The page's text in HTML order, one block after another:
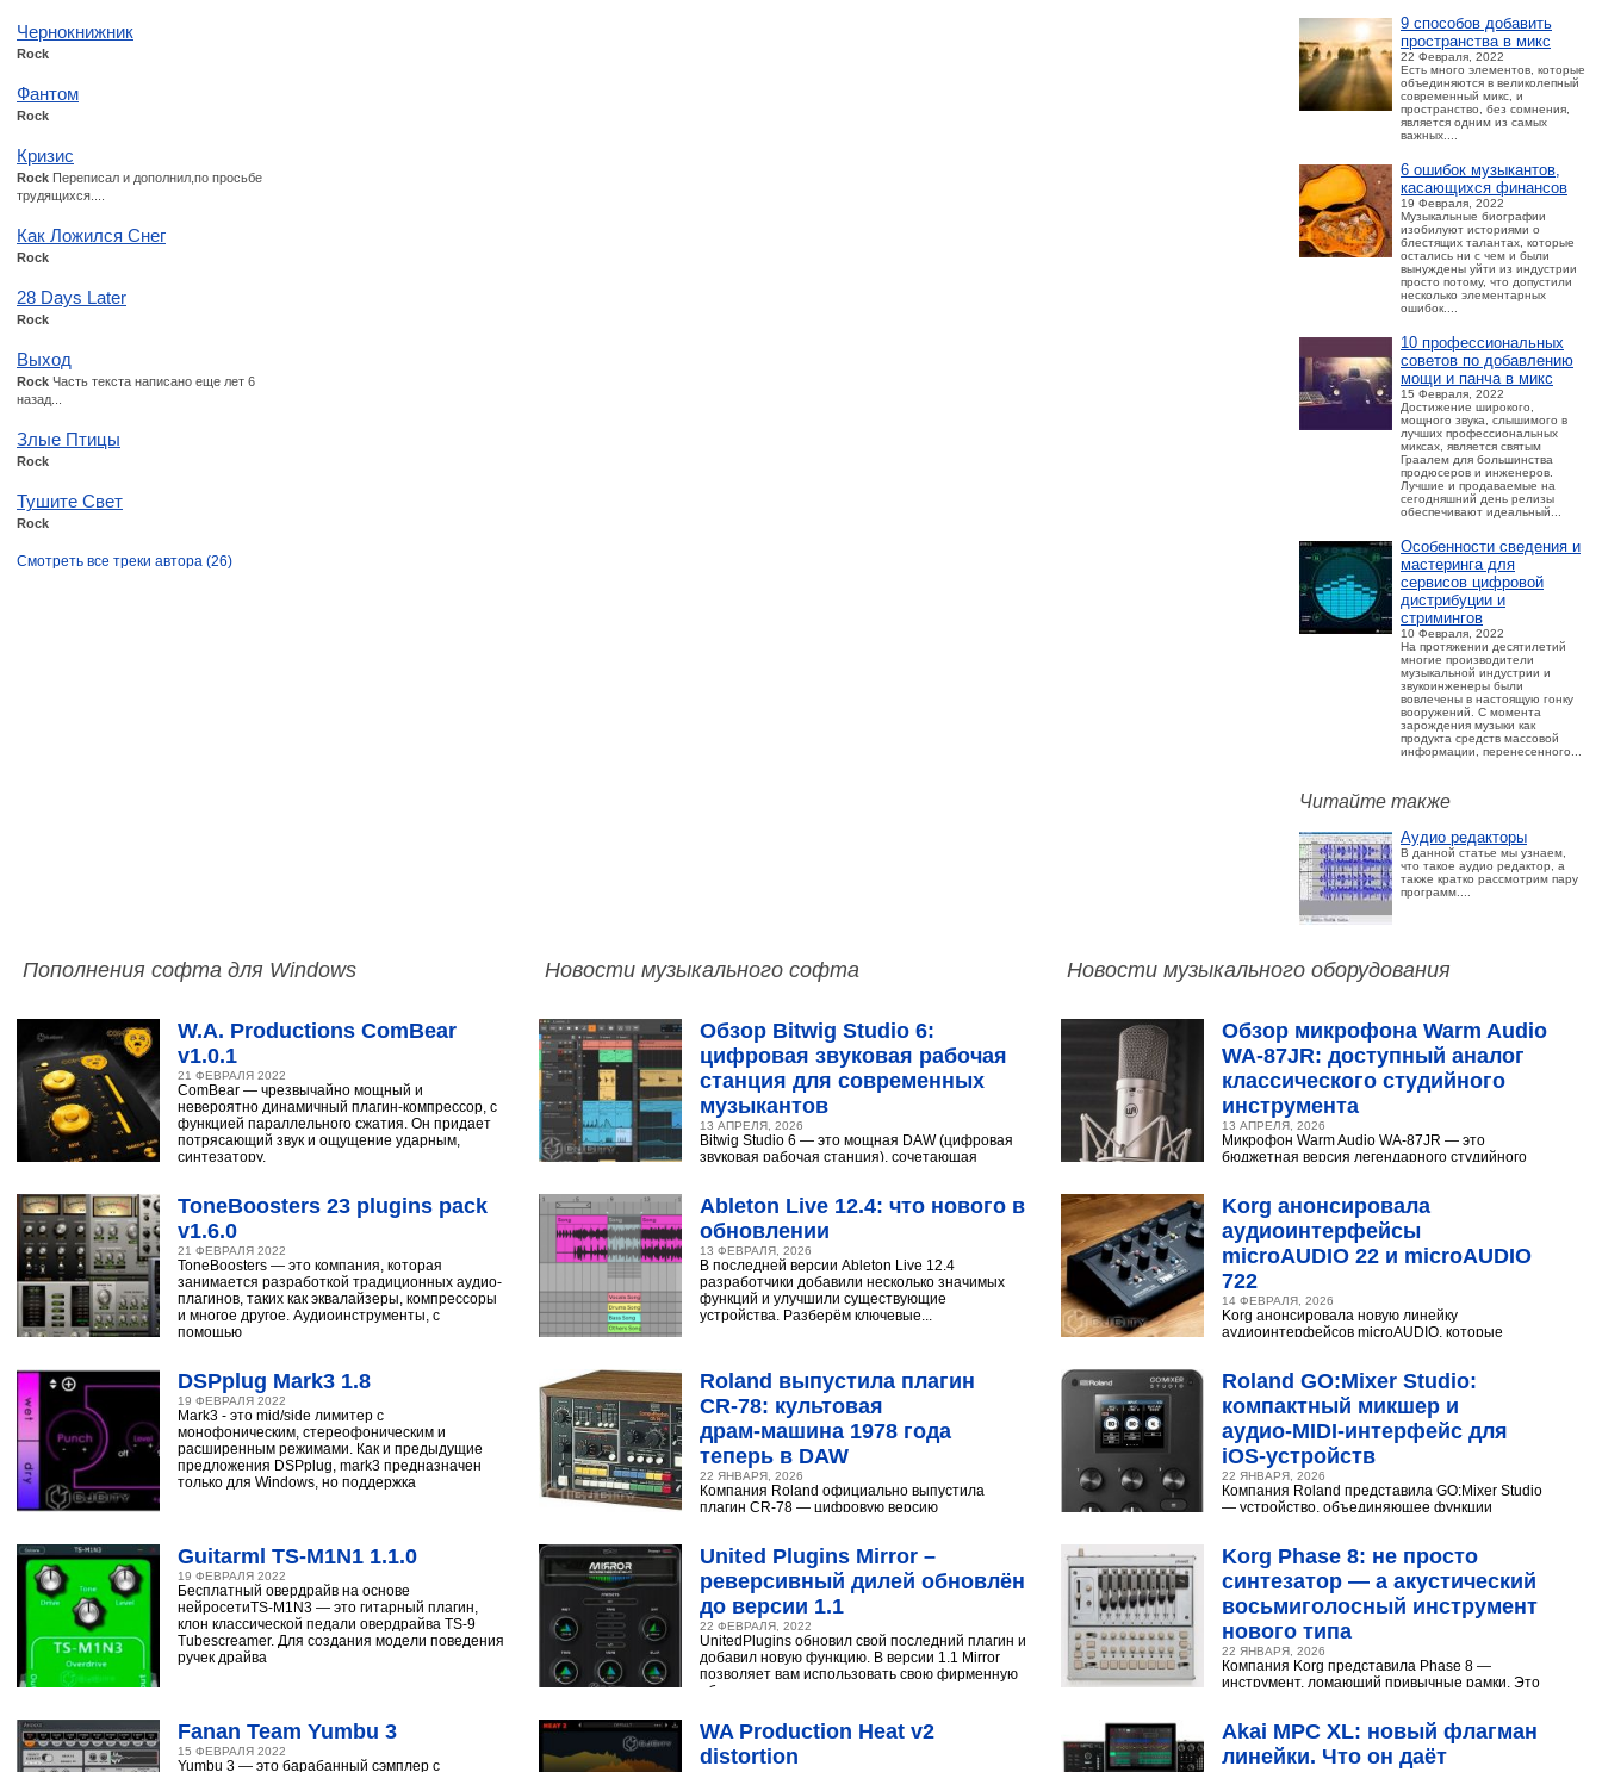
9 способов добавить
пространства в микс
22 Февраля, 2022
Есть много элементов, которые
объединяются в великолепный
современный микс, и
пространство, без сомнения,
является одним из самых
важных....
6 ошибок музыкантов,
касающихся финансов
19 Февраля, 2022
Музыкальные биографии
изобилуют историями о
блестящих талантах, которые
остались ни с чем и были
вынуждены уйти из индустрии
просто потому, что допустили
несколько элементарных
ошибок....
10 профессиональных
советов по добавлению
мощи и панча в микс
15 Февраля, 2022
Достижение широкого,
мощного звука, слышимого в
лучших профессиональных
миксах, является святым
Граалем для большинства
продюсеров и инженеров.
Лучшие и продаваемые на
сегодняшний день релизы
обеспечивают идеальный...
Особенности сведения и
мастеринга для
сервисов цифровой
дистрибуции и
стримингов
10 Февраля, 2022
На протяжении десятилетий
многие производители
музыкальной индустрии и
звукоинженеры были
вовлечены в настоящую гонку
вооружений. С момента
зарождения музыки как
продукта средств массовой
информации, перенесенного...
Читайте также
Аудио редакторы
В данной статье мы узнаем,
что такое аудио редактор, а
также кратко рассмотрим пару
программ....
Чернокнижник
Rock
Фантом
Rock
Кризис
Rock Переписал и дополнил,по просьбе
трудящихся....
Как Ложился Снег
Rock
28 Days Later
Rock
Выход
Rock Часть текста написано еще лет 6
назад...
Злые Птицы
Rock
Тушите Свет
Rock
Смотреть все треки автора (26)
Пополнения софта для Windows
W.A. Productions ComBear
v1.0.1
21 ФЕВРАЛЯ 2022
ComBear — чрезвычайно мощный и
невероятно динамичный плагин-компрессор, с
функцией параллельного сжатия. Он придает
потрясающий звук и ощущение ударным,
синтезатору,
ToneBoosters 23 plugins pack
v1.6.0
21 ФЕВРАЛЯ 2022
ToneBoosters — это компания, которая
занимается разработкой традиционных аудио-
плагинов, таких как эквалайзеры, компрессоры
и многое другое. Аудиоинструменты, с
помощью
DSPplug Mark3 1.8
19 ФЕВРАЛЯ 2022
Mark3 - это mid/side лимитер с
монофоническим, стереофоническим и
расширенным режимами. Как и предыдущие
предложения DSPplug, mark3 предназначен
только для Windows, но поддержка
Guitarml TS-M1N1 1.1.0
19 ФЕВРАЛЯ 2022
Бесплатный овердрайв на основе
нейросетиTS-M1N3 — это гитарный плагин,
клон классической педали овердрайва TS-9
Tubescreamer. Для создания модели поведения
ручек драйва
Fanan Team Yumbu 3
15 ФЕВРАЛЯ 2022
Yumbu 3 — это барабанный сэмплер с
Новости музыкального софта
Обзор Bitwig Studio 6:
цифровая звуковая рабочая
станция для современных
музыкантов
13 АПРЕЛЯ, 2026
Bitwig Studio 6 — это мощная DAW (цифровая
звуковая рабочая станция), сочетающая
Ableton Live 12.4: что нового в
обновлении
13 ФЕВРАЛЯ, 2026
В последней версии Ableton Live 12.4
разработчики добавили несколько значимых
функций и улучшили существующие
устройства. Разберём ключевые...
Roland выпустила плагин
CR‑78: культовая
драм‑машина 1978 года
теперь в DAW
22 ЯНВАРЯ, 2026
Компания Roland официально выпустила
плагин CR-78 — цифровую версию
United Plugins Mirror –
реверсивный дилей обновлён
до версии 1.1
22 ФЕВРАЛЯ, 2022
UnitedPlugins обновил свой последний плагин и
добавил новую функцию. В версии 1.1 Mirror
позволяет вам использовать свою фирменную
обратную...
WA Production Heat v2
distortion
Новости музыкального оборудования
Обзор микрофона Warm Audio
WA‑87JR: доступный аналог
классического студийного
инструмента
13 АПРЕЛЯ, 2026
Микрофон Warm Audio WA‑87JR — это
бюджетная версия легендарного студийного
Korg анонсировала
аудиоинтерфейсы
microAUDIO 22 и microAUDIO
722
14 ФЕВРАЛЯ, 2026
Korg анонсировала новую линейку
аудиоинтерфейсов microAUDIO, которые
Roland GO:Mixer Studio:
компактный микшер и
аудио‑MIDI‑интерфейс для
iOS‑устройств
22 ЯНВАРЯ, 2026
Компания Roland представила GO:Mixer Studio
— устройство, объединяющее функции
Korg Phase 8: не просто
синтезатор — а акустический
восьмиголосный инструмент
нового типа
22 ЯНВАРЯ, 2026
Компания Korg представила Phase 8 —
инструмент, ломающий привычные рамки. Это
Akai MPC XL: новый флагман
линейки. Что он даёт